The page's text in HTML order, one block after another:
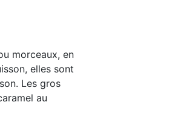
morceaux, en
elles sont
Les gros
au